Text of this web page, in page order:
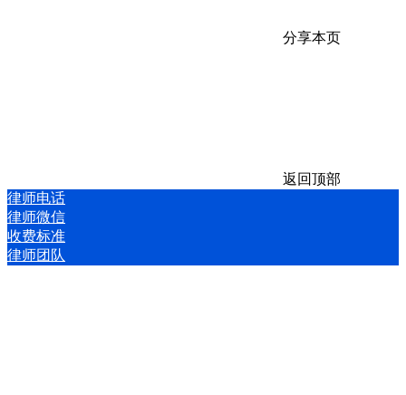
分享本页
返回顶部
律师电话
律师微信
收费标准
律师团队